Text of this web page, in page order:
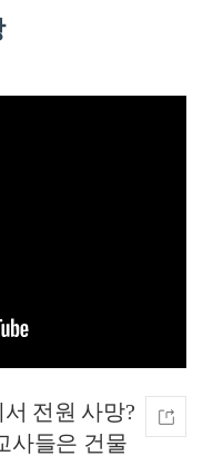
전원 사망?
사들은 건물